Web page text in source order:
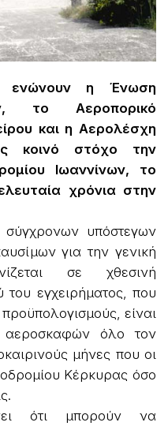
ενώνουν η Ένωση
το Αεροπορικό
και η Αερολέσχη
κοινό στόχο την
Ιωαννίνων, το
χρόνια στην
υπόστεγων
για την γενική
σε χθεσινή
εγχειρήματος, που
είναι
όλο τον
μήνες που οι
Κέρκυρας όσο
ότι μπορούν να